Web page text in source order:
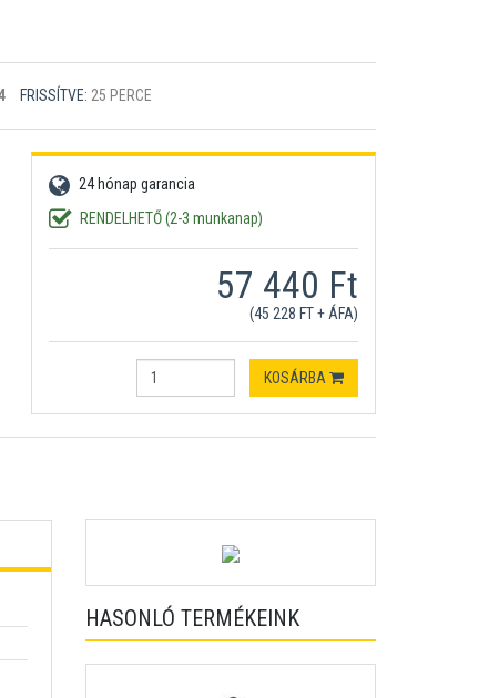
FRISSÍTVE: 25 PERCE
24 hónap garancia
RENDELHETŐ (2-3 munkanap)
57 440 Ft
(45 228 FT + ÁFA)
KOSÁRBA
HASONLÓ TERMÉKEINK